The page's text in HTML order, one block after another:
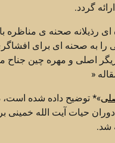
گردد.
ای رذیلانه صحنه ی مناظره
به صحنه ای برای
اصلی و مهره چین جناح
«
»* توضیح داده شده است،
حیات آیت الله خمینی
شد.